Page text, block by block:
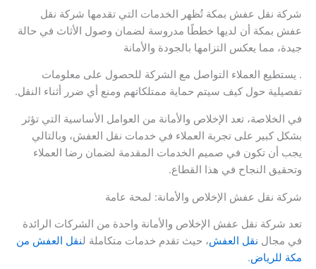
شركة نقل عفش بمكة تُظهر الخدمات التي تقدمها شركة نقل
عفش بمكة أن لديها خططًا مدروسة لضمان وصول الأثاث في حالة
جيدة، مما يعكس التزامها بالجودة والأمانة
. يستطيع العملاء التواصل مع الشركة للحصول على معلومات
تفصيلية حول كيف سيتم حماية ممتلكاتهم ومنع أي ضرر أثناء النقل.
في الخلاصة، تعد الإخلاص والأمانة من العوامل الأساسية التي تؤثر
بشكل كبير على تجربة العملاء في خدمات نقل العفش، وبالتالي
يجب أن تكون في صميم الخدمات المقدمة لضمان رضا العملاء
وتحقيق النجاح في هذا القطاع.
شركة نقل عفش الإخلاص والأمانة: لمحة عامة
تعد شركة نقل عفش الإخلاص والأمانة واحدة من الشركات الرائدة
في مجال نقل العفش، حيث تقدم خدمات متكاملة لنقل العفش من
مكة للرياض.